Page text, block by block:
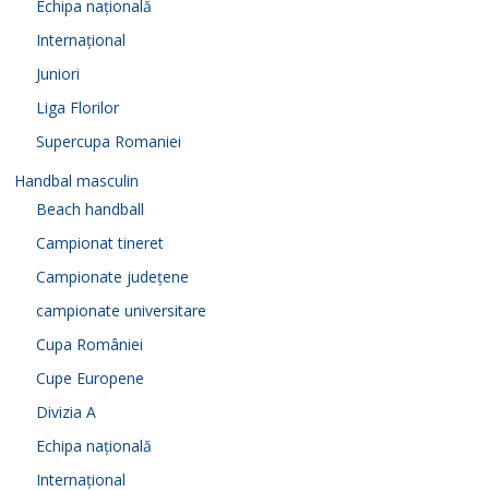
Echipa națională
Internațional
Juniori
Liga Florilor
Supercupa Romaniei
Handbal masculin
Beach handball
Campionat tineret
Campionate județene
campionate universitare
Cupa României
Cupe Europene
Divizia A
Echipa națională
Internațional